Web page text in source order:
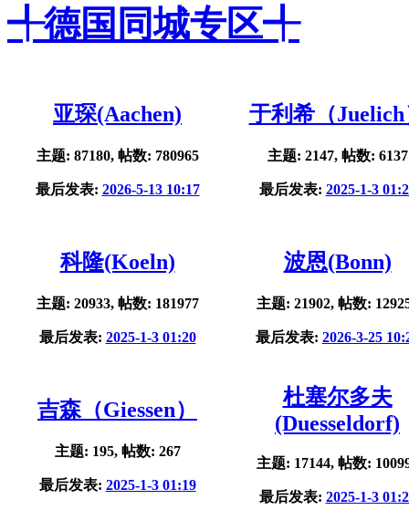
╃德国同城专区╃
亚琛(Aachen)
主题: 87180, 帖数: 780965
最后发表: 2026-5-13 10:17
于利希（Juelich
主题: 2147, 帖数: 6137
最后发表: 2025-1-3
科隆(Koeln)
主题: 20933, 帖数: 181977
最后发表: 2025-1-3 01:20
波恩(Bonn)
主题: 21902, 帖数:
最后发表: 2026-3-25
吉森（Giessen）
主题: 195, 帖数: 267
最后发表: 2025-1-3 01:19
杜塞尔多夫
(Duesseldorf)
主题: 17144, 帖数:
最后发表: 2025-1-3